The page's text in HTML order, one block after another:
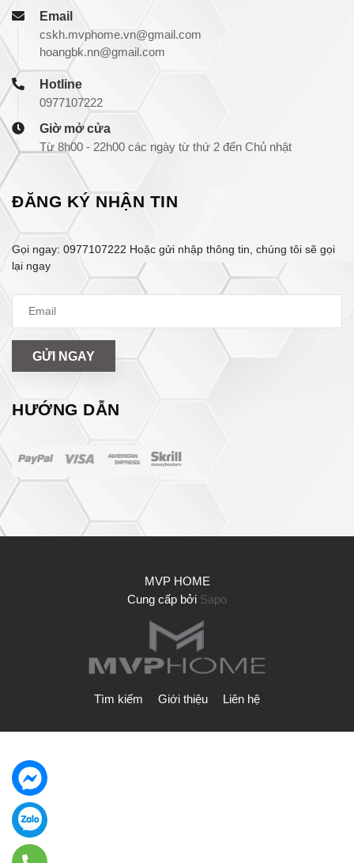
Email
cskh.mvphome.vn@gmail.com
hoangbk.nn@gmail.com
Hotline
0977107222
Giờ mở cửa
Từ 8h00 - 22h00 các ngày từ thứ 2 đến Chủ nhật
ĐĂNG KÝ NHẬN TIN
Gọi ngay: 0977107222 Hoặc gửi nhập thông tin, chúng tôi sẽ gọi
lại ngay
GỬI NGAY
HƯỚNG DẪN
MVP HOME
Cung cấp bởi Sapo
Tìm kiếm Giới thiệu Liên hệ